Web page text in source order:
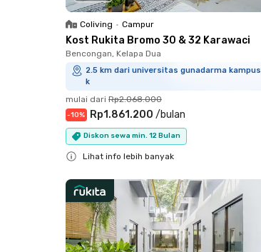
Coliving • Campur
Kost Rukita Bromo 30 & 32 Karawaci
Bencongan, Kelapa Dua
2.5 km dari universitas gunadarma kampus
k
mulai dari Rp2.068.000
-10% Rp1.861.200 /bulan
Diskon sewa min. 12 Bulan
Lihat info lebih banyak